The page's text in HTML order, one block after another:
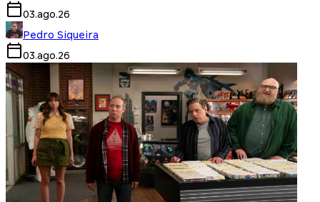
03.ago.26
Pedro Siqueira
03.ago.26